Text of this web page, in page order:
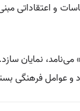
اعتقاداتی مبنی
نمایان
و عوامل فرهنگی